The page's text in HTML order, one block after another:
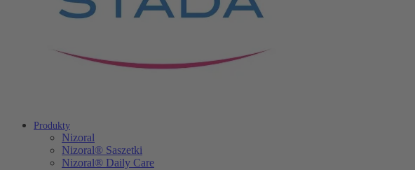
Produkty
Nizoral
Nizoral® Saszetki
Nizoral® Daily Care